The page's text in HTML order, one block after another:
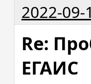
2022-09-
Re:
ЕГАИС